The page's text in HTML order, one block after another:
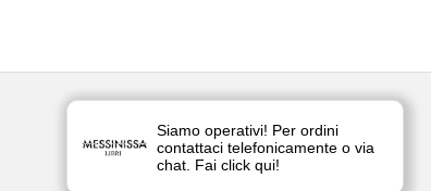
ARCHITETTURA
BOTANICA
ARCHITETTURA CIVILE
ARCHITETTURA